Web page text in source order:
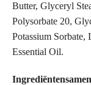
Butter, Glyceryl
Polysorbate 20,
Potassium
Essential Oil.